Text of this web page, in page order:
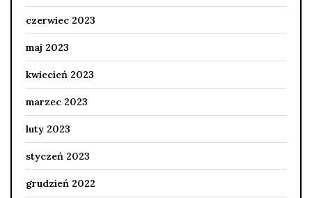
czerwiec 2023
maj 2023
kwiecień 2023
marzec 2023
luty 2023
styczeń 2023
grudzień 2022